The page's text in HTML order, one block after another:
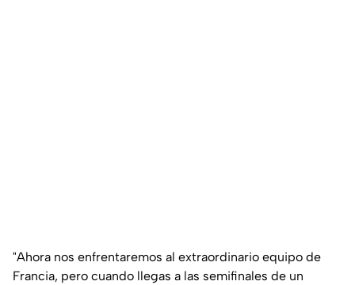
"Ahora nos enfrentaremos al extraordinario equipo de
Francia, pero cuando llegas a las semifinales de un